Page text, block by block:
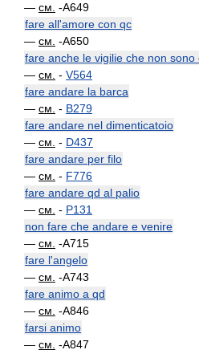
— см. -A649
fare all'amore con qc
— см. -A650
fare anche le vigilie che non sono
— см. - V564
fare andare la barca
— см. - B279
fare andare nel dimenticatoio
— см. - D437
fare andare per filo
— см. - F776
fare andare qd al palio
— см. - P131
non fare che andare e venire
— см. -A715
fare l'angelo
— см. -A743
fare animo a qd
— см. -A846
farsi animo
— см. -A847